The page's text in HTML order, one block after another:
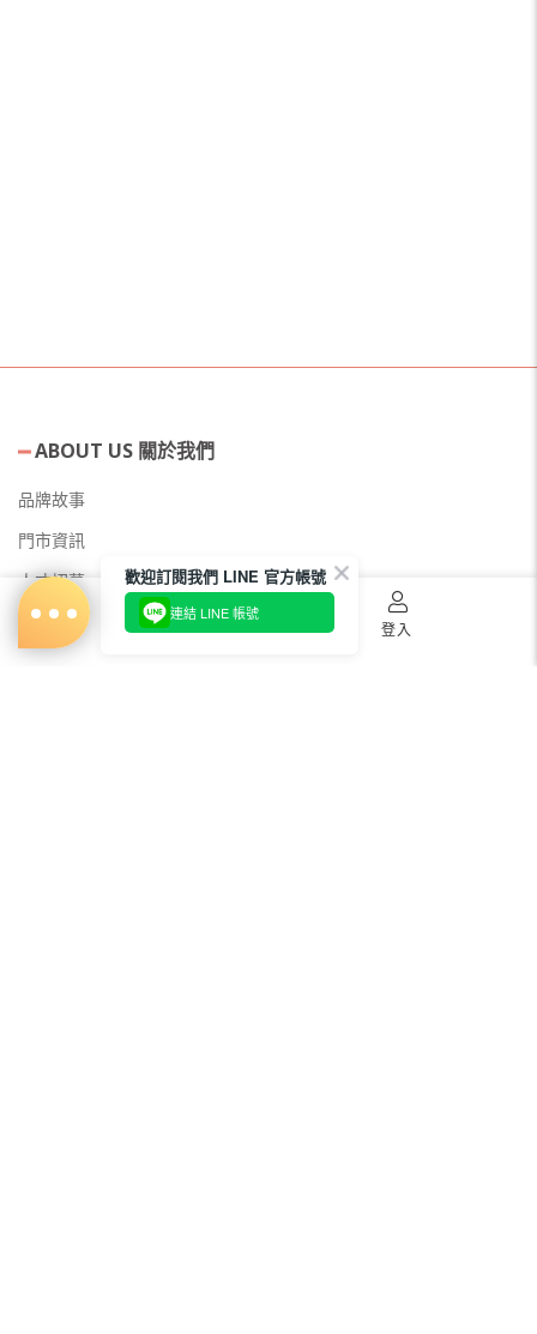
ABOUT US 關於我們
品牌故事
門市資訊
人才招募
美容教主招募
公益美妝活動
首頁 購物車 登入
歡迎訂閱我們 LINE 官方帳號
連結 LINE 帳號